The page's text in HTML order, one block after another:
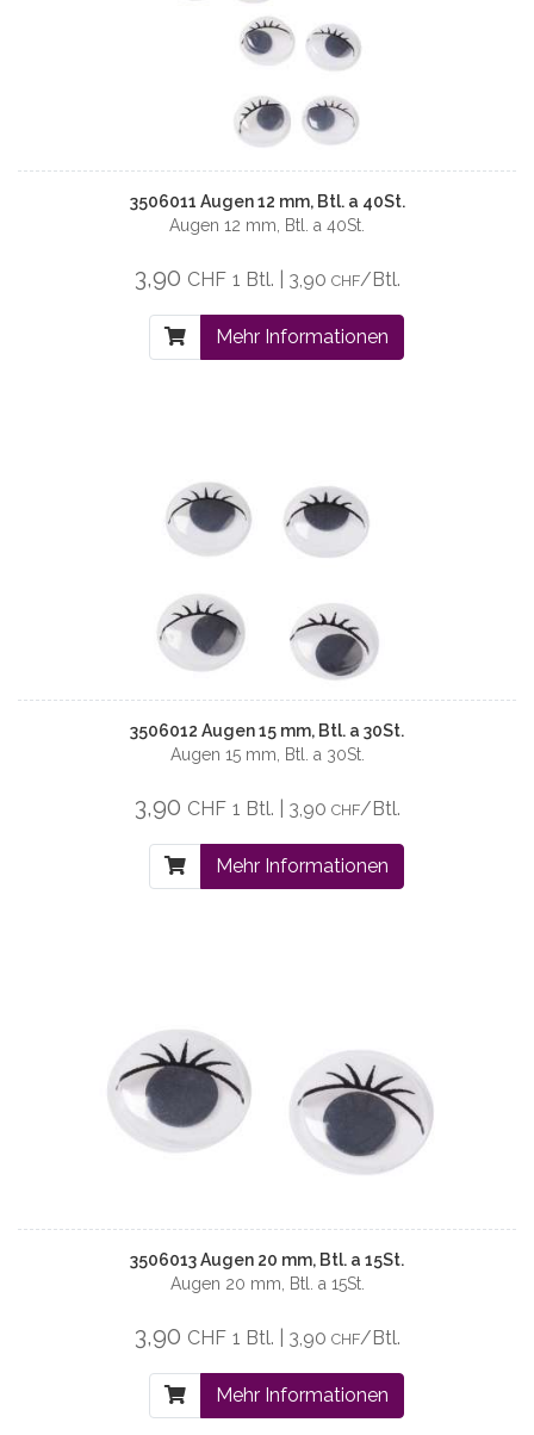
3506011 Augen 12 mm, Btl. a 40St.
Augen 12 mm, Btl. a 40St.
3,90 CHF 1 Btl. | 3,90 CHF/Btl.
Mehr Informationen
3506012 Augen 15 mm, Btl. a 30St.
Augen 15 mm, Btl. a 30St.
3,90 CHF 1 Btl. | 3,90 CHF/Btl.
Mehr Informationen
3506013 Augen 20 mm, Btl. a 15St.
Augen 20 mm, Btl. a 15St.
3,90 CHF 1 Btl. | 3,90 CHF/Btl.
Mehr Informationen